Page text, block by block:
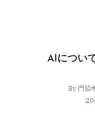
AIについ
By 門脇